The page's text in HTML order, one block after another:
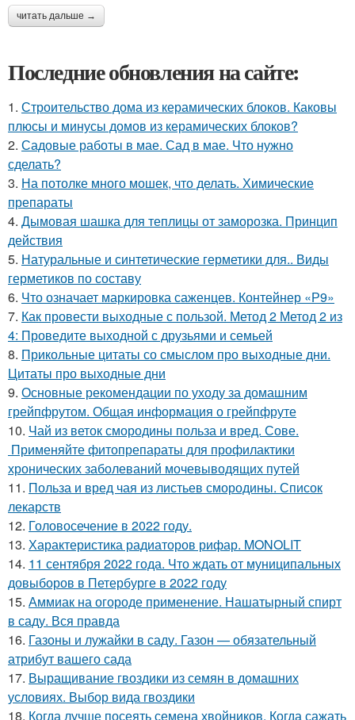
читать дальше →
Последние обновления на сайте:
1. Строительство дома из керамических блоков. Каковы
плюсы и минусы домов из керамических блоков?
2. Садовые работы в мае. Сад в мае. Что нужно
сделать?
3. На потолке много мошек, что делать. Химические
препараты
4. Дымовая шашка для теплицы от заморозка. Принцип
действия
5. Натуральные и синтетические герметики для.. Виды
герметиков по составу
6. Что означает маркировка саженцев. Контейнер «Р9»
7. Как провести выходные с пользой. Метод 2 Метод 2 из
4: Проведите выходной с друзьями и семьей
8. Прикольные цитаты со смыслом про выходные дни.
Цитаты про выходные дни
9. Основные рекомендации по уходу за домашним
грейпфрутом. Общая информация о грейпфруте
10. Чай из веток смородины польза и вред. Сове.
Применяйте фитопрепараты для профилактики
хронических заболеваний мочевыводящих путей
11. Польза и вред чая из листьев смородины. Список
лекарств
12. Головосечение в 2022 году.
13. Характеристика радиаторов рифар. MONOLIT
14. 11 сентября 2022 года. Что ждать от муниципальных
довыборов в Петербурге в 2022 году
15. Аммиак на огороде применение. Нашатырный спирт
в саду. Вся правда
16. Газоны и лужайки в саду. Газон — обязательный
атрибут вашего сада
17. Выращивание гвоздики из семян в домашних
условиях. Выбор вида гвоздики
18. Когда лучше посеять семена хвойников. Когда сажать